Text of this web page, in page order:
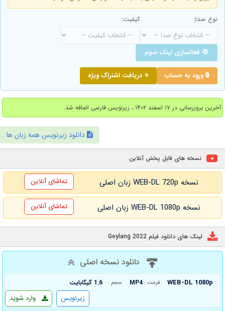
نوع صدا: کیفیت:
🔄 فعالسازی لینک سوم
🔒 ورود به حساب ⭐ دریافت اشتراک ویژه
آخرین بروزرسانی در ۱۷ اسفند ۱۴۰۲ ، زیرنویس فارسی اضافه شد.
دانلود زیرنویس همه زبان ها
نسخه های قابل پخش آنلاین
نسخه WEB-DL 720p زبان اصلی تماشای آنلاین
نسخه WEB-DL 1080p زبان اصلی تماشای آنلاین
لینک های دانلود فیلم Geylang 2022
دانلود نسخه اصلی
WEB-DL 1080p فرمت : MP4 حجم : 1.6 گیگابایت
وارد شوید زیرنویس